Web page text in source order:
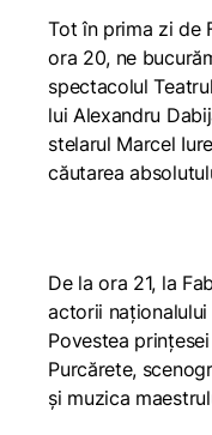
Tot în prima zi de
ora 20, ne
spectacolul
lui Alexandru
stelarul Marcel
căutarea
De la ora 21, la
actorii
Povestea
Purcărete,
și muzica